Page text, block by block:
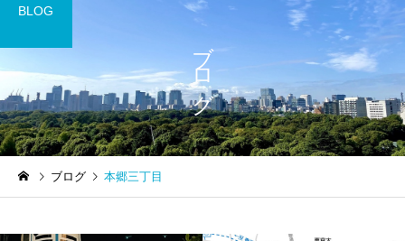
内視鏡
【2022年5月～】大腸内視
内視鏡
大腸内視鏡の下剤を院
ブログ
BLOG
ブログ 本郷三丁目